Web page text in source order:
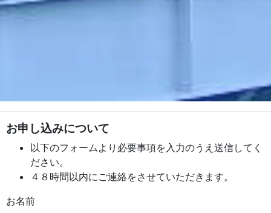
お申し込みについて
以下のフォームより必要事項を入力のうえ送信してく
ださい。
４８時間以内にご連絡をさせていただきます。
お名前